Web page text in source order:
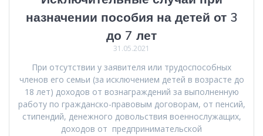
назначении пособия на детей от 3
до 7 лет
31.05.2021
При отсутствии у заявителя или трудоспособных
членов его семьи (за исключением детей в возрасте до
18 лет) доходов от вознаграждений за выполненную
работу по гражданско-правовым договорам, от пенсий,
стипендий, денежного довольствия военнослужащих,
доходов от предпринимательской